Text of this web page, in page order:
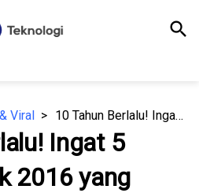
search
Viral 10 Tahun Berlalu! Ingat 5 Momen Ikonik 2016 yang Bentuk Tren Digital Masa Kini?
Ingat 5
2016 yang